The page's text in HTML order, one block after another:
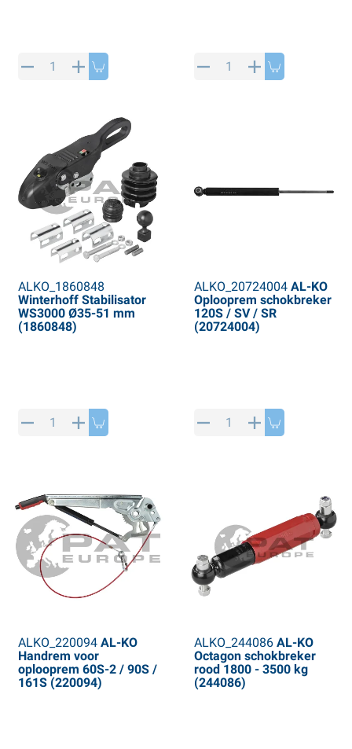
ALKO_1860848
Winterhoff Stabilisator
WS3000 Ø35-51 mm
(1860848)
ALKO_20724004AL-KO
Oplooprem schokbreker
120S / SV / SR
(20724004)
ALKO_220094AL-KO
Handrem voor
oplooprem 60S-2 / 90S /
161S (220094)
ALKO_244086AL-KO
Octagon schokbreker
rood 1800 - 3500 kg
(244086)